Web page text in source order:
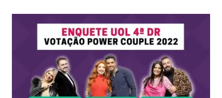
2022:
VOTAÇÃO
APONTA
QUEM
FICA
NA
4ª
DR